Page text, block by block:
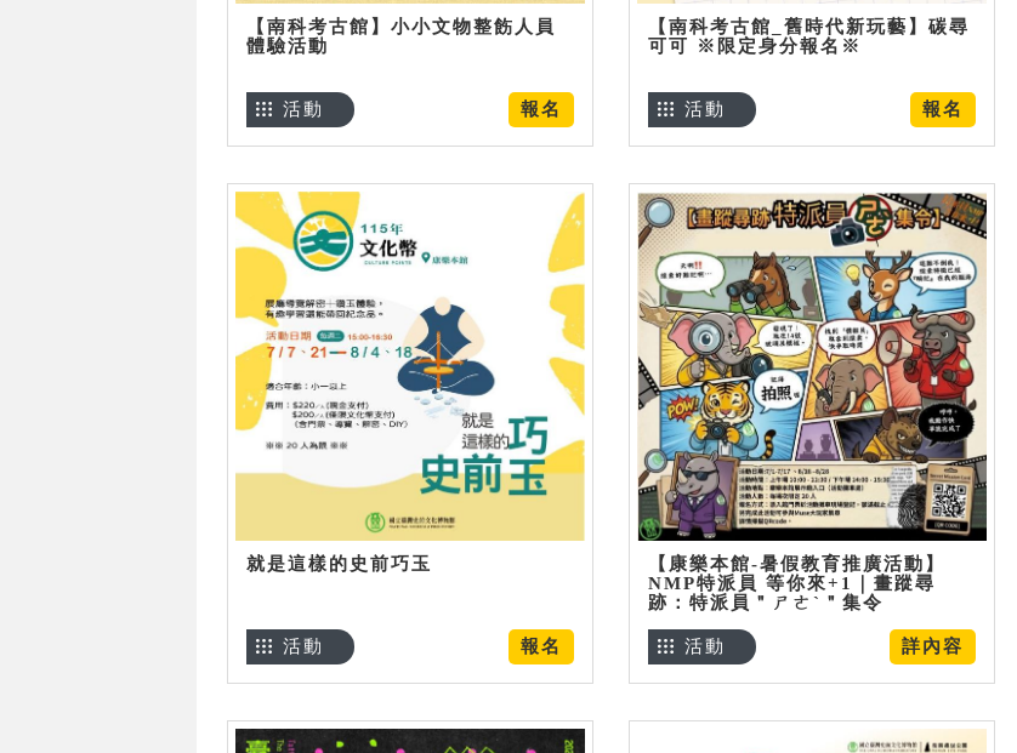
【南科考古館】小小文物整飭人員
體驗活動
報名
活動
【南科考古館_舊時代新玩藝】碳尋
可可 ※限定身分報名※
報名
活動
就是這樣的史前巧玉
報名
活動
【康樂本館-暑假教育推廣活動】
NMP特派員 等你來+1｜畫蹤尋
跡：特派員＂ㄕㄜˋ＂集令
詳內容
活動